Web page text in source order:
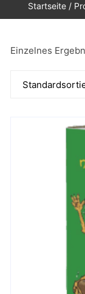
Startseite/
Einzelnes